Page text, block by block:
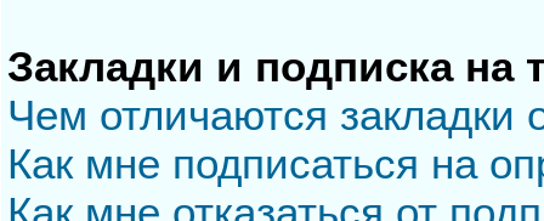
Закладки и подписка на
Чем отличаются закладки
Как мне подписаться на